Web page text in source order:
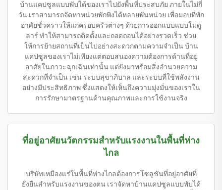
บ้านแคปซูลแบบพับได้ของเราไปยังพื้นที่ประสบภัย ภายในไม่กี่
วัน เราสามารถจัดหาหน่วยพักพิงได้หลายพันหน่วย เพื่อมอบที่พัก
อาศัยชั่วคราวให้แก่ครอบครัวต่างๆ ด้วยการออกแบบแบบโมดู
ลาร์ ทำให้สามารถติดตั้งและถอดถอนได้อย่างรวดเร็ว ช่วย
ให้การย้ายสถานที่เป็นไปอย่างสะดวกตามความจำเป็น บ้าน
แคปซูลของเราไม่เพียงแต่ตอบสนองความต้องการด้านที่อยู่
อาศัยในภาวะฉุกเฉินเท่านั้น แต่ยังมาพร้อมสิ่งอำนวยความ
สะดวกที่จำเป็น เช่น ระบบสุขาภิบาล และระบบที่ใช้พลังงาน
อย่างมีประสิทธิภาพ ซึ่งแสดงให้เห็นถึงความมุ่งมั่นของเราใน
การรักษามาตรฐานด้านคุณภาพและการใช้งานจริง
ที่อยู่อาศัยนวัตกรรมสำหรับแรงงานในพื้นที่ห่าง
ไกล
บริษัทเหมืองแร่ในพื้นที่ห่างไกลต้องการโซลูชันที่อยู่อาศัยที่
ยั่งยืนสำหรับแรงงานของตน เราจัดหาบ้านแคปซูลแบบพับได้